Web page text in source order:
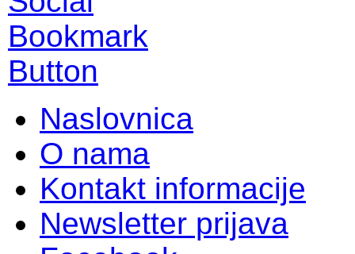
Naslovnica
O nama
Kontakt informacije
Newsletter prijava